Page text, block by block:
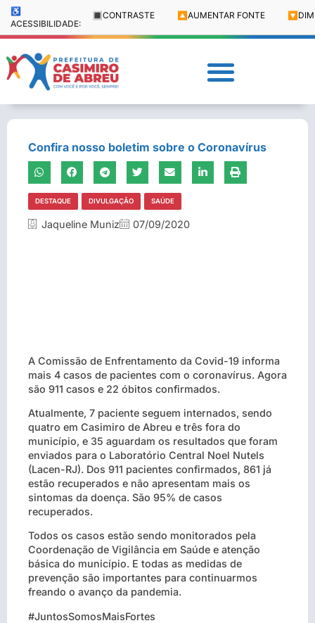
♿
ACESSIBILIDADE:
🔳 CONTRASTE 🔼 AUMENTAR FONTE 🔽
Confira nosso boletim sobre o Coronavírus
DESTAQUE DIVULGAÇÃO SAÚDE
Jaqueline Muniz 07/09/2020
A Comissão de Enfrentamento da Covid-19 informa
mais 4 casos de pacientes com o coronavírus. Agora
são 911 casos e 22 óbitos confirmados.
Atualmente, 7 paciente seguem internados, sendo
quatro em Casimiro de Abreu e três fora do
município, e 35 aguardam os resultados que foram
enviados para o Laboratório Central Noel Nutels
(Lacen-RJ). Dos 911 pacientes confirmados, 861 já
estão recuperados e não apresentam mais os
sintomas da doença. São 95% de casos
recuperados.
Todos os casos estão sendo monitorados pela
Coordenação de Vigilância em Saúde e atenção
básica do município. E todas as medidas de
prevenção são importantes para continuarmos
freando o avanço da pandemia.
#JuntosSomosMaisFortes